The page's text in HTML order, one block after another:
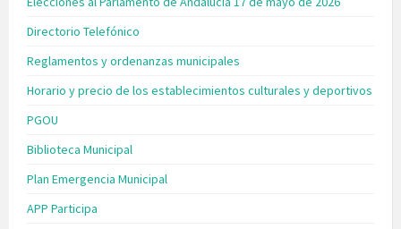
Directorio Telefónico
Reglamentos y ordenanzas municipales
Horario y precio de los establecimientos culturales y deportivos
PGOU
Biblioteca Municipal
Plan Emergencia Municipal
APP Participa